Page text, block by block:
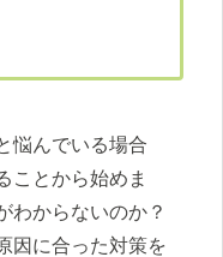
悩んでいる場合
ことから始めま
わからないのか？
因に合った対策を